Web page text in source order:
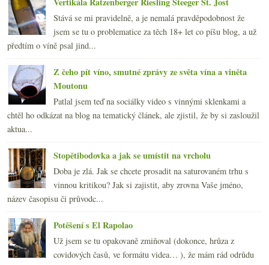
Stává se mi pravidelně, a je nemalá pravděpodobnost že
jsem se tu o problematice za těch 18+ let co píšu blog, a už
předtím o víně psal jind...
Z čeho pít víno, smutné zprávy ze světa vína a viněta
Moutonu
Patlal jsem teď na sociálky video s vinnými sklenkami a
chtěl ho odkázat na blog na tematický článek, ale zjistil, že by si zasloužil
aktua...
Stopětibodovka a jak se umístit na vrcholu
Doba je zlá. Jak se chcete prosadit na saturovaném trhu s
vinnou kritikou? Jak si zajistit, aby zrovna Vaše jméno,
název časopisu či průvodc...
Potěšení s El Rapolao
Už jsem se tu opakovaně zmiňoval (dokonce, hrůza z
covidových časů, ve formátu videa… ), že mám rád odrůdu